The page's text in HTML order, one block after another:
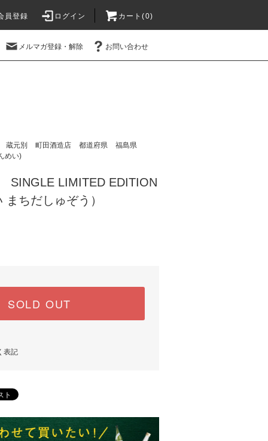
員登録 ログイン カート(0)
メルマガ登録・解除 お問い合わせ
蔵元別 町田酒造店 都道府県
福島県
めい)
SINGLE LIMITED EDITION
ちだしゅぞう）
SOLD OUT
表記